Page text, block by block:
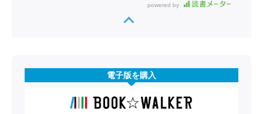
powered by
電子版を購入